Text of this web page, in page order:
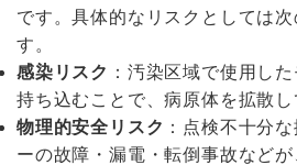
です。具体的なリスクとしては
す。
感染リスク ：汚染区域で使用し
持ち込むことで、病原体を拡散し
物理的安全リスク ：点検不十分
ーの故障・漏電・転倒事故など